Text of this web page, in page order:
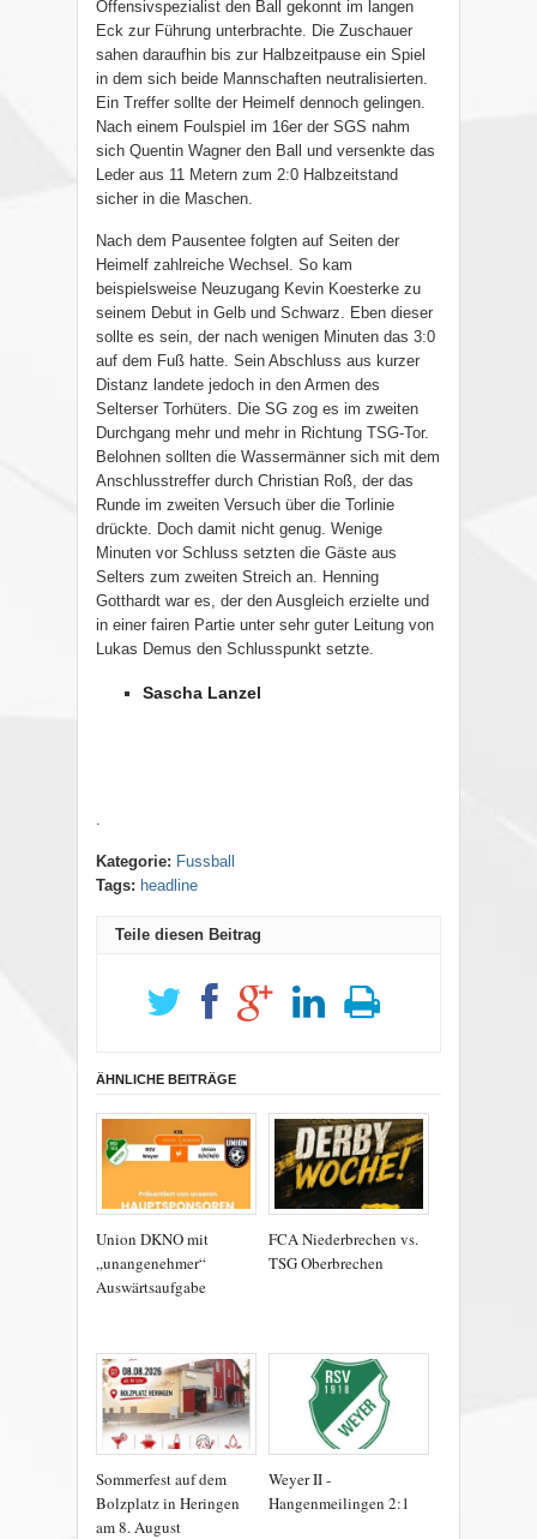
Offensivspezialist den Ball gekonnt im langen
Eck zur Führung unterbrachte. Die Zuschauer
sahen daraufhin bis zur Halbzeitpause ein Spiel
in dem sich beide Mannschaften neutralisierten.
Ein Treffer sollte der Heimelf dennoch gelingen.
Nach einem Foulspiel im 16er der SGS nahm
sich Quentin Wagner den Ball und versenkte das
Leder aus 11 Metern zum 2:0 Halbzeitstand
sicher in die Maschen.
Nach dem Pausentee folgten auf Seiten der
Heimelf zahlreiche Wechsel. So kam
beispielsweise Neuzugang Kevin Koesterke zu
seinem Debut in Gelb und Schwarz. Eben dieser
sollte es sein, der nach wenigen Minuten das 3:0
auf dem Fuß hatte. Sein Abschluss aus kurzer
Distanz landete jedoch in den Armen des
Selterser Torhüters. Die SG zog es im zweiten
Durchgang mehr und mehr in Richtung TSG-Tor.
Belohnen sollten die Wassermänner sich mit dem
Anschlusstreffer durch Christian Roß, der das
Runde im zweiten Versuch über die Torlinie
drückte. Doch damit nicht genug. Wenige
Minuten vor Schluss setzten die Gäste aus
Selters zum zweiten Streich an. Henning
Gotthardt war es, der den Ausgleich erzielte und
in einer fairen Partie unter sehr guter Leitung von
Lukas Demus den Schlusspunkt setzte.
Sascha Lanzel
.
Kategorie: Fussball
Tags: headline
Teile diesen Beitrag
ÄHNLICHE BEITRÄGE
Union DKNO mit
„unangenehmer“
Auswärtsaufgabe
FCA Niederbrechen vs.
TSG Oberbrechen
Sommerfest auf dem
Bolzplatz in Heringen
am 8. August
Weyer II -
Hangenmeilingen 2:1